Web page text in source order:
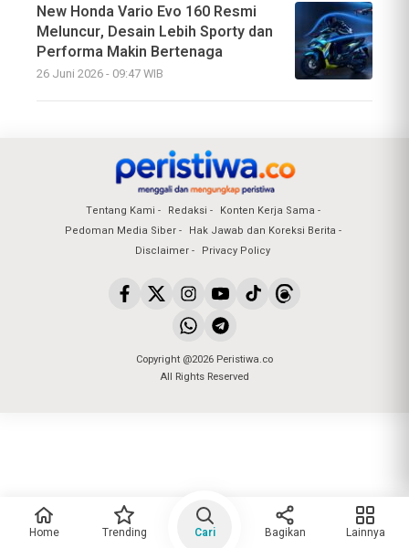
New Honda Vario Evo 160 Resmi
Meluncur, Desain Lebih Sporty dan
Performa Makin Bertenaga
26 Juni 2026 - 09:47 WIB
Tentang Kami Redaksi
Konten Kerja Sama
Pedoman Media Siber
Hak Jawab dan Koreksi Berita
Disclaimer
Privacy Policy
Copyright @2026 Peristiwa.co
All Rights Reserved
Home Trending Cari Bagikan Lainnya